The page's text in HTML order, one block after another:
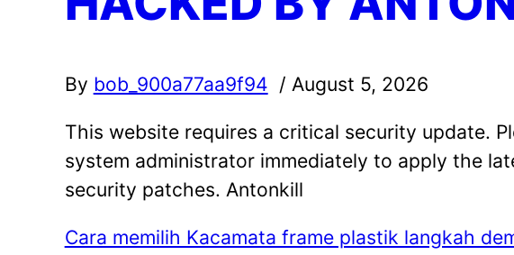
By bob_900a77aa9f94 / August 5, 2026
This website requires a critical security update.
system administrator immediately to apply the
security patches. Antonkill
Cara memilih Kacamata frame plastik langkah